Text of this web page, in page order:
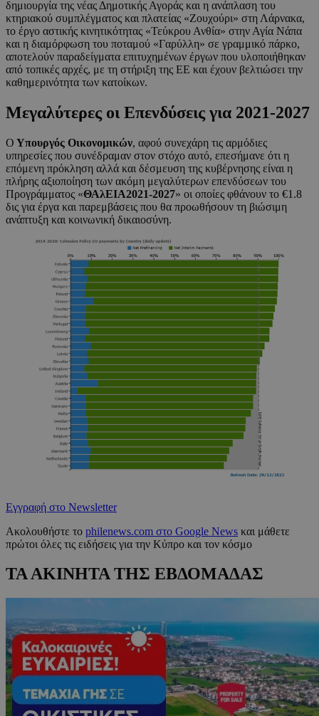
δημιουργία της νέας Δημοτικής Αγοράς και η ανάπλαση του
κτηριακού συμπλέγματος και πλατείας «Ζουχούρι» στη Λάρνακα,
το έργο αστικής κινητικότητας «Τεύκρου Ανθία» στην Αγία Νάπα
και η διαμόρφωση του ποταμού «Γαρύλλη» σε γραμμικό πάρκο,
αποτελούν παραδείγματα επιτυχημένων έργων που υλοποιήθηκαν
από τοπικές αρχές, με τη στήριξη της ΕΕ και έχουν βελτιώσει την
καθημερινότητα των κατοίκων.
Μεγαλύτερες οι Επενδύσεις για 2021-2027
Ο Υπουργός Οικονομικών, αφού συνεχάρη τις αρμόδιες
υπηρεσίες που συνέδραμαν στον στόχο αυτό, επεσήμανε ότι η
επόμενη πρόκληση αλλά και δέσμευση της κυβέρνησης είναι η
πλήρης αξιοποίηση των ακόμη μεγαλύτερων επενδύσεων του
Προγράμματος «ΘΑλΕΙΑ2021-2027» οι οποίες φθάνουν το €1.8
δις για έργα και παρεμβάσεις που θα προωθήσουν τη βιώσιμη
ανάπτυξη και κοινωνική δικαιοσύνη.
Εγγραφή στο Newsletter
Ακολουθήστε το philenews.com στο Google News και μάθετε
πρώτοι όλες τις ειδήσεις για την Κύπρο και τον κόσμο
ΤΑ ΑΚΙΝΗΤΑ ΤΗΣ ΕΒΔΟΜΑΔΑΣ